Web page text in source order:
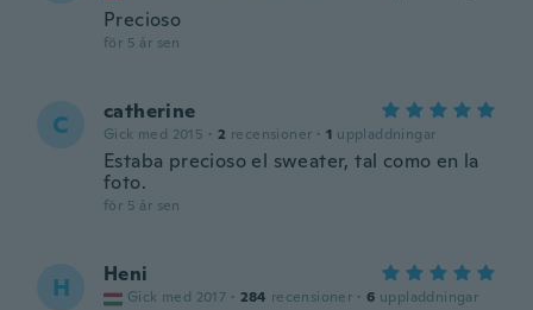
Precioso
för 5 år sen
C catherine
Gick med 2015 · 2 recensioner · 1 uppladdningar
Estaba precioso el sweater, tal como en la
foto.
för 5 år sen
H Heni
Gick med 2017 · 284 recensioner · 6 uppladdningar